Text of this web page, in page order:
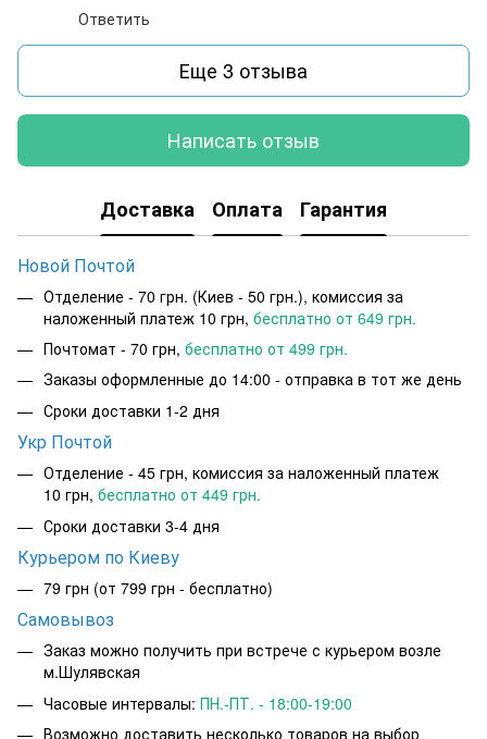
Ответить
Еще 3 отзыва
Написать отзыв
Доставка Оплата Гарантия
Новой Почтой
Отделение - 70 грн. (Киев - 50 грн.), комиссия за
наложенный платеж 10 грн, бесплатно от 649 грн.
Почтомат - 70 грн, бесплатно от 499 грн.
Заказы оформленные до 14:00 - отправка в тот же день
Сроки доставки 1-2 дня
Укр Почтой
Отделение - 45 грн, комиссия за наложенный платеж
10 грн, бесплатно от 449 грн.
Сроки доставки 3-4 дня
Курьером по Киеву
79 грн (от 799 грн - бесплатно)
Самовывоз
Заказ можно получить при встрече с курьером возле
м.Шулявская
Часовые интервалы: ПН.-ПТ. - 18:00-19:00
Возможно доставить несколько товаров на выбор